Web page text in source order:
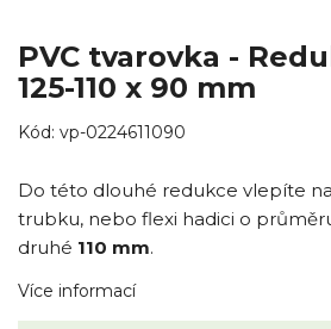
PVC tvarovka -
125-110 x 90 mm
Kód: vp-0224611090
Do této dlouhé redukce vlepíte
trubku, nebo flexi hadici o
druhé 110 mm.
Více informací